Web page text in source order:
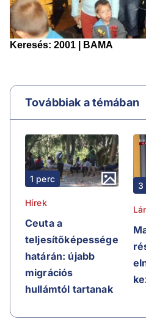
Továbbiak a témában
1 perc
Hírek
Ceuta a
teljesítőképessége
határán: újabb
migrációs
hullámtól tartanak
3